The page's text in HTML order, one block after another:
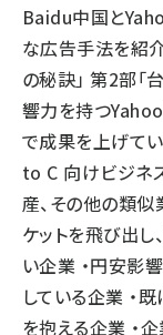
Baidu中国と
な広告手法を紹
の秘訣」 第2部「
響力を持つ
で成果を上げて
to C 向けビジネ
産、その他の類
ケットを飛び出
い企業 ・円安影
している企業 ・
を抱える企業 ・